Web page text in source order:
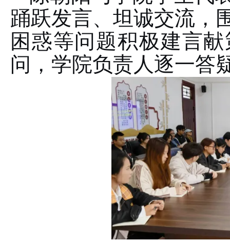
踊跃发言、坦诚交流，
困惑等问题积极建言
问，学院负责人逐一答